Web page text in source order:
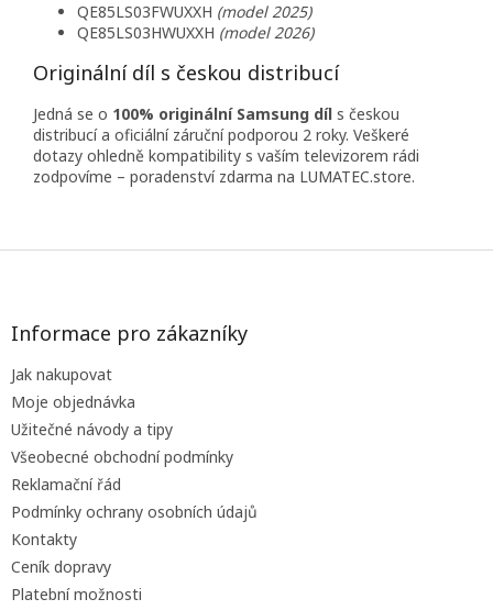
QE85LS03FWUXXH (model 2025)
QE85LS03HWUXXH (model 2026)
Originální díl s českou distribucí
Jedná se o 100% originální Samsung díl s českou
distribucí a oficiální záruční podporou 2 roky. Veškeré
dotazy ohledně kompatibility s vaším televizorem rádi
zodpovíme – poradenství zdarma na LUMATEC.store.
Z
Informace pro zákazníky
Jak nakupovat
Moje objednávka
Užitečné návody a tipy
Všeobecné obchodní podmínky
Reklamační řád
Podmínky ochrany osobních údajů
Kontakty
Ceník dopravy
Platební možnosti